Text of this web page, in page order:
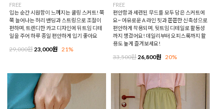
FREE
입는 순간 시원함이 느껴지는 쿨링 스커트! 쭉
쭉 늘어나는 허리 밴딩과 스트링으로 조절이
편하며, 트렌디한 카고 디자인에 뒤트임 디테
일을 주어 하루 종일 편안하게 입기 좋아요
29,000원 23,000원 21%
FREE
편안함과 세련된 무드를 모두 담은 스커트에
요~ 여유로운 A 라인 핏과 쫀쫀한 신축성으로
편안하게 착용되며, 뒷트임 디테일로 활동성
까지 챙겼어요! 데일리부터 오피스룩까지 활
용도 높게 즐겨보세요!
33,500원 26,800원 20%